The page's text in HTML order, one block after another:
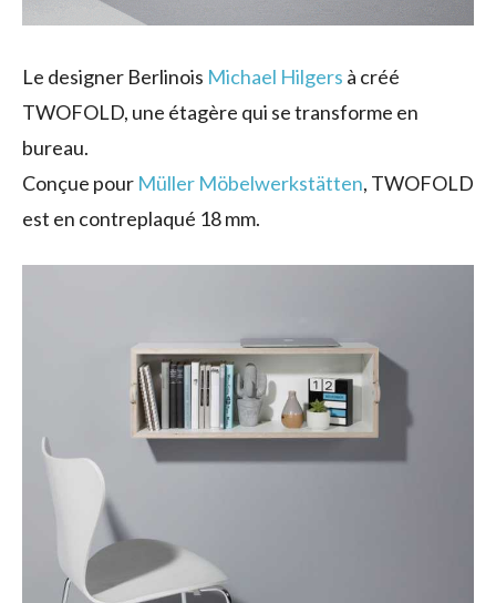
Le designer Berlinois Michael Hilgers à créé
TWOFOLD, une étagère qui se transforme en
bureau.
Conçue pour Müller Möbelwerkstätten, TWOFOLD
est en contreplaqué 18 mm.